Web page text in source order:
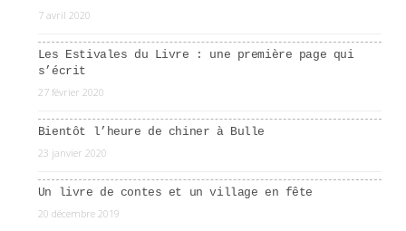
7 avril 2020
Les Estivales du Livre : une première page qui
s’écrit
27 février 2020
Bientôt l’heure de chiner à Bulle
23 janvier 2020
Un livre de contes et un village en fête
20 décembre 2019